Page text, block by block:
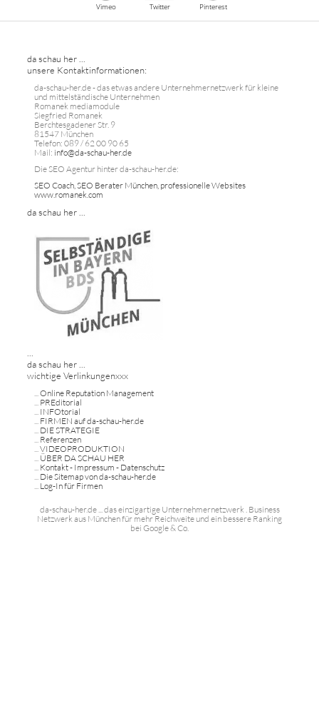
Vimeo Twitter Pinterest
da schau her ...
unsere Kontaktinformationen:
da-schau-her.de - das etwas andere Unternehmernetzwerk für kleine
und mittelständische Unternehmen
Romanek mediamodule
Siegfried Romanek
Berchtesgadener Str. 9
81547 München
Telefon: 089 / 62 00 90 65
Mail: info@da-schau-her.de
Die SEO Agentur hinter da-schau-her.de:
SEO Coach, SEO Berater München, professionelle Websites
www.romanek.com
da schau her ...
da schau her ...
wichtige Verlinkungenxxx
Online Reputation Management
PREditorial
INFOtorial
FIRMEN auf da-schau-her.de
DIE STRATEGIE
Referenzen
VIDEOPRODUKTION
ÜBER DA SCHAU HER
Kontakt - Impressum - Datenschutz
Die Sitemap von da-schau-her.de
Log-In für Firmen
da-schau-her.de ... das einzigartige Unternehmernetzwerk . Business
Netzwerk aus München für mehr Reichweite und ein bessere Ranking
bei Google & Co.